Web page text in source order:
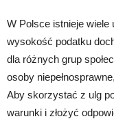
W Polsce istnieje
wysokość podatku
dla różnych grup
osoby
Aby skorzystać z ulg
warunki i złożyć